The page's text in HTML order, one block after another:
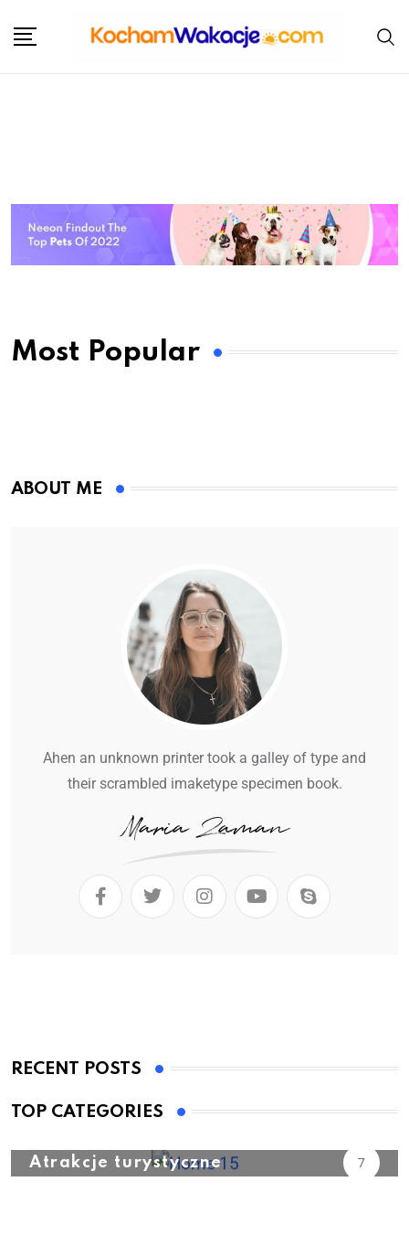
Most Popular
ABOUT ME
Ahen an unknown printer took a galley of type and
their scrambled imaketype specimen book.
RECENT POSTS
TOP CATEGORIES
Atrakcje turystyczne 7